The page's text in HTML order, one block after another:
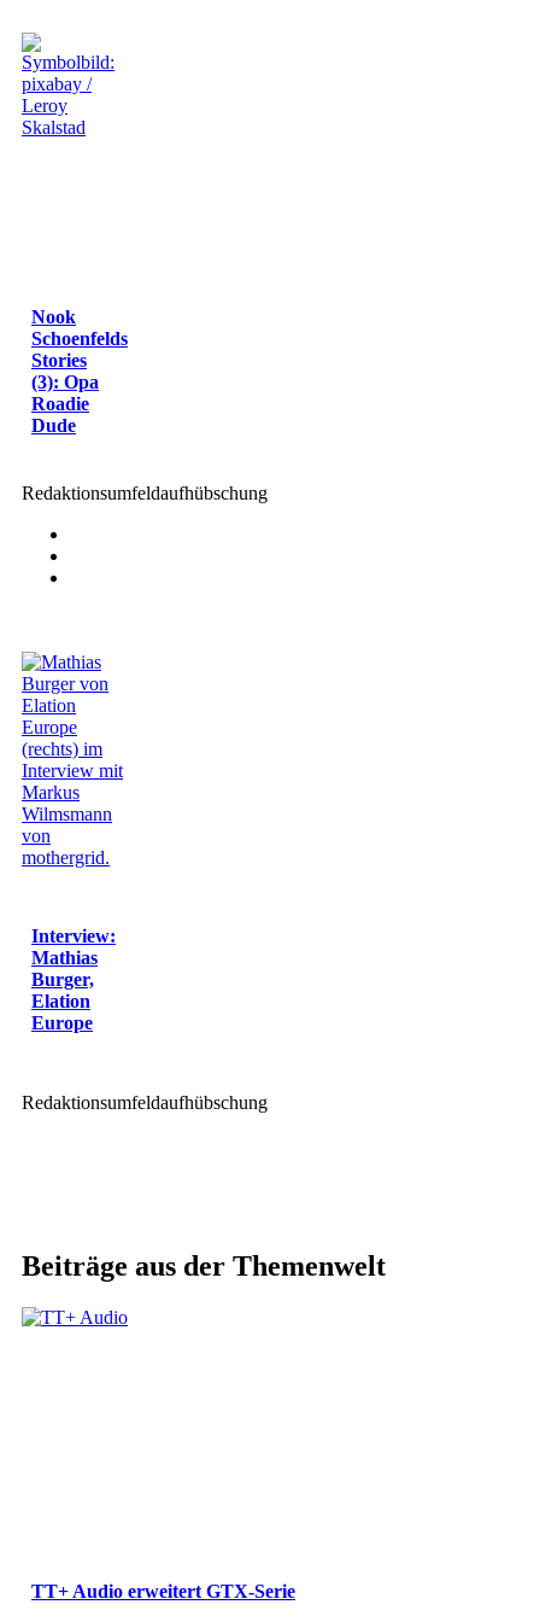
Nook
Schoenfelds
Stories
(3): Opa
Roadie
Dude
Redaktionsumfeldaufhübschung
Interview:
Mathias
Burger,
Elation
Europe
Redaktionsumfeldaufhübschung
Beiträge aus der Themenwelt
TT+ Audio erweitert GTX-Serie